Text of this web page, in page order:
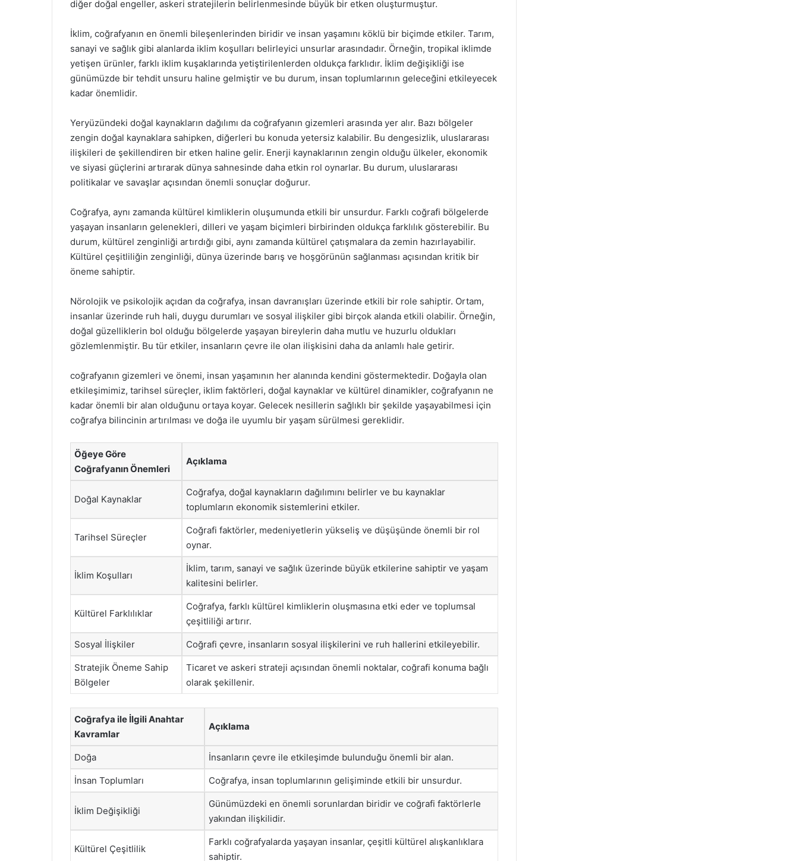
diğer doğal engeller, askeri stratejilerin belirlenmesinde büyük bir etken oluşturmuştur.
İklim, coğrafyanın en önemli bileşenlerinden biridir ve insan yaşamını köklü bir biçimde etkiler. Tarım,
sanayi ve sağlık gibi alanlarda iklim koşulları belirleyici unsurlar arasındadır. Örneğin, tropikal iklimde
yetişen ürünler, farklı iklim kuşaklarında yetiştirilenlerden oldukça farklıdır. İklim değişikliği ise
günümüzde bir tehdit unsuru haline gelmiştir ve bu durum, insan toplumlarının geleceğini etkileyecek
kadar önemlidir.
Yeryüzündeki doğal kaynakların dağılımı da coğrafyanın gizemleri arasında yer alır. Bazı bölgeler
zengin doğal kaynaklara sahipken, diğerleri bu konuda yetersiz kalabilir. Bu dengesizlik, uluslararası
ilişkileri de şekillendiren bir etken haline gelir. Enerji kaynaklarının zengin olduğu ülkeler, ekonomik
ve siyasi güçlerini artırarak dünya sahnesinde daha etkin rol oynarlar. Bu durum, uluslararası
politikalar ve savaşlar açısından önemli sonuçlar doğurur.
Coğrafya, aynı zamanda kültürel kimliklerin oluşumunda etkili bir unsurdur. Farklı coğrafi bölgelerde
yaşayan insanların gelenekleri, dilleri ve yaşam biçimleri birbirinden oldukça farklılık gösterebilir. Bu
durum, kültürel zenginliği artırdığı gibi, aynı zamanda kültürel çatışmalara da zemin hazırlayabilir.
Kültürel çeşitliliğin zenginliği, dünya üzerinde barış ve hoşgörünün sağlanması açısından kritik bir
öneme sahiptir.
Nörolojik ve psikolojik açıdan da coğrafya, insan davranışları üzerinde etkili bir role sahiptir. Ortam,
insanlar üzerinde ruh hali, duygu durumları ve sosyal ilişkiler gibi birçok alanda etkili olabilir. Örneğin,
doğal güzelliklerin bol olduğu bölgelerde yaşayan bireylerin daha mutlu ve huzurlu oldukları
gözlemlenmiştir. Bu tür etkiler, insanların çevre ile olan ilişkisini daha da anlamlı hale getirir.
coğrafyanın gizemleri ve önemi, insan yaşamının her alanında kendini göstermektedir. Doğayla olan
etkileşimimiz, tarihsel süreçler, iklim faktörleri, doğal kaynaklar ve kültürel dinamikler, coğrafyanın ne
kadar önemli bir alan olduğunu ortaya koyar. Gelecek nesillerin sağlıklı bir şekilde yaşayabilmesi için
coğrafya bilincinin artırılması ve doğa ile uyumlu bir yaşam sürülmesi gereklidir.
Öğeye Göre
Coğrafyanın Önemleri
Açıklama
Doğal Kaynaklar
Coğrafya, doğal kaynakların dağılımını belirler ve bu kaynaklar
toplumların ekonomik sistemlerini etkiler.
Tarihsel Süreçler
Coğrafi faktörler, medeniyetlerin yükseliş ve düşüşünde önemli bir rol
oynar.
İklim Koşulları
İklim, tarım, sanayi ve sağlık üzerinde büyük etkilerine sahiptir ve yaşam
kalitesini belirler.
Kültürel Farklılıklar
Coğrafya, farklı kültürel kimliklerin oluşmasına etki eder ve toplumsal
çeşitliliği artırır.
Sosyal İlişkiler Coğrafi çevre, insanların sosyal ilişkilerini ve ruh hallerini etkileyebilir.
Stratejik Öneme Sahip
Bölgeler
Ticaret ve askeri strateji açısından önemli noktalar, coğrafi konuma bağlı
olarak şekillenir.
Coğrafya ile İlgili Anahtar
Kavramlar
Açıklama
Doğa İnsanların çevre ile etkileşimde bulunduğu önemli bir alan.
İnsan Toplumları Coğrafya, insan toplumlarının gelişiminde etkili bir unsurdur.
İklim Değişikliği
Günümüzdeki en önemli sorunlardan biridir ve coğrafi faktörlerle
yakından ilişkilidir.
Kültürel Çeşitlilik
Farklı coğrafyalarda yaşayan insanlar, çeşitli kültürel alışkanlıklara
sahiptir.